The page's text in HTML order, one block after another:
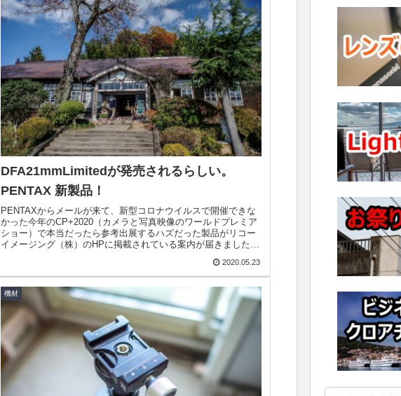
DFA21mmLimitedが発売されるらしい。
PENTAX 新製品！
PENTAXからメールが来て、新型コロナウイルスで開催できな
かった今年のCP+2020（カメラと写真映像のワールドプレミア
ショー）で本当だったら参考出展するハズだった製品がリコー
イメージング（株）のHPに掲載されている案内が届きました。
2020.05.23
機材